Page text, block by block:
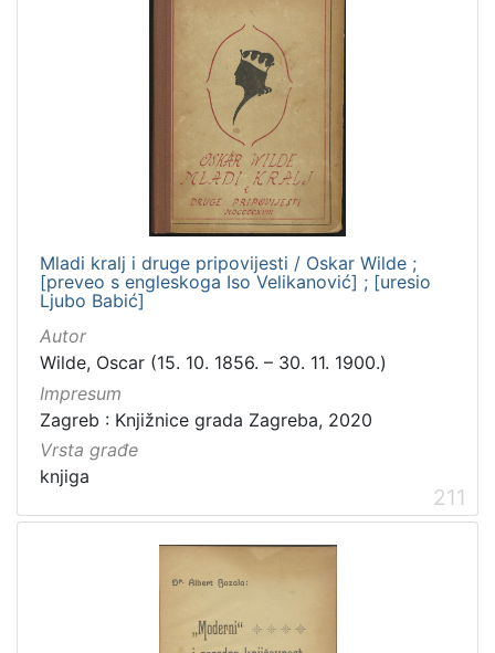
Mladi kralj i druge pripovijesti / Oskar Wilde ;
[preveo s engleskoga Iso Velikanović] ; [uresio
Ljubo Babić]
Autor
Wilde, Oscar (15. 10. 1856. – 30. 11. 1900.)
Impresum
Zagreb : Knjižnice grada Zagreba, 2020
Vrsta građe
knjiga
211